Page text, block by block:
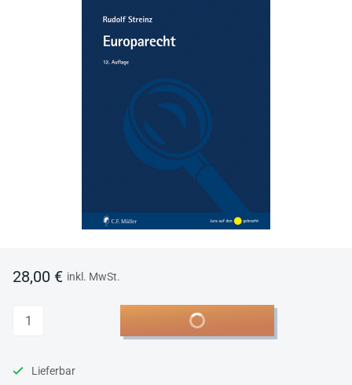
28,00 € inkl. MwSt.
Anzahl In den Warenkorb
Lieferbar